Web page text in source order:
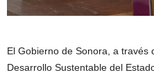
El Gobierno de Sonora, a través
Desarrollo Sustentable del